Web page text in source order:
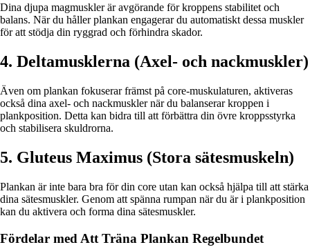
Dina djupa magmuskler är avgörande för kroppens stabilitet och
balans. När du håller plankan engagerar du automatiskt dessa muskler
för att stödja din ryggrad och förhindra skador.
4. Deltamusklerna (Axel- och nackmuskler)
Även om plankan fokuserar främst på core-muskulaturen, aktiveras
också dina axel- och nackmuskler när du balanserar kroppen i
plankposition. Detta kan bidra till att förbättra din övre kroppsstyrka
och stabilisera skuldrorna.
5. Gluteus Maximus (Stora sätesmuskeln)
Plankan är inte bara bra för din core utan kan också hjälpa till att stärka
dina sätesmuskler. Genom att spänna rumpan när du är i plankposition
kan du aktivera och forma dina sätesmuskler.
Fördelar med Att Träna Plankan Regelbundet